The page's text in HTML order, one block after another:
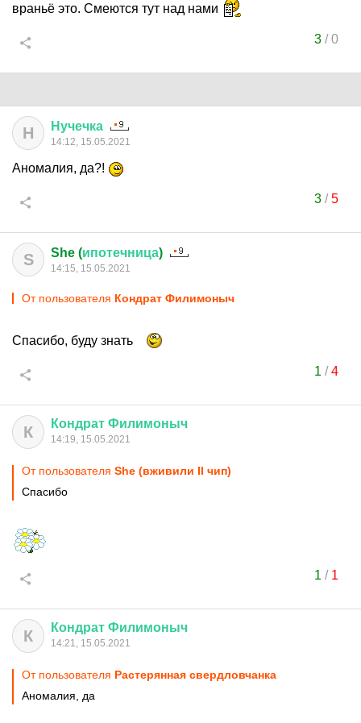
враньё это. Смеются тут над нами
3/0
Н Нучечка
14:12, 15.05.2021
Аномалия, да?!
3/5
S She (ипотечница)
14:15, 15.05.2021
От пользователя Кондрат Филимоныч
Спасибо, буду знать
1 /4
К Кондрат Филимоныч
14:19, 15.05.2021
От пользователя She (вживили II чип)
Спасибо
1 / 1
К Кондрат Филимоныч
14:21, 15.05.2021
От пользователя Растерянная свердловчанка
Аномалия, да